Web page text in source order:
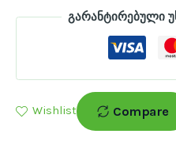
გარანტირებული
Wishlist Compare